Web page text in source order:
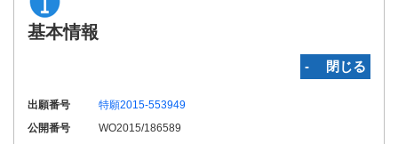
基本情報
‐ 閉じる
出願番号
特願2015-553949
公開番号
WO2015/186589